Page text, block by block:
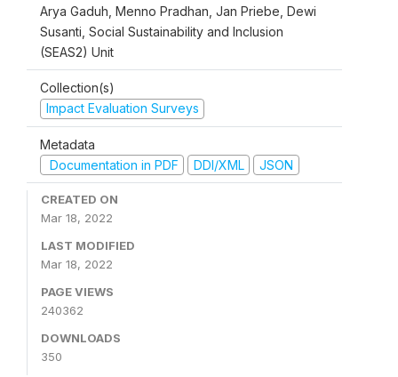
Arya Gaduh, Menno Pradhan, Jan Priebe, Dewi
Susanti, Social Sustainability and Inclusion
(SEAS2) Unit
Collection(s)
Impact Evaluation Surveys
Metadata
Documentation in PDF
DDI/XML JSON
CREATED ON
Mar 18, 2022
LAST MODIFIED
Mar 18, 2022
PAGE VIEWS
240362
DOWNLOADS
350